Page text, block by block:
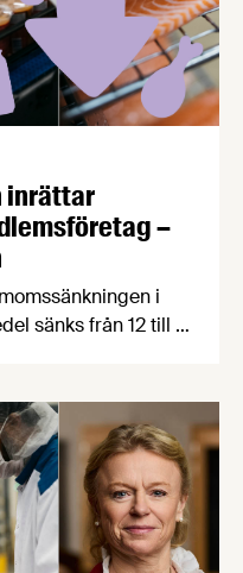
inrättar
–
i
sänks från 12 till 6
matmomsjour
Pär Sundberg och